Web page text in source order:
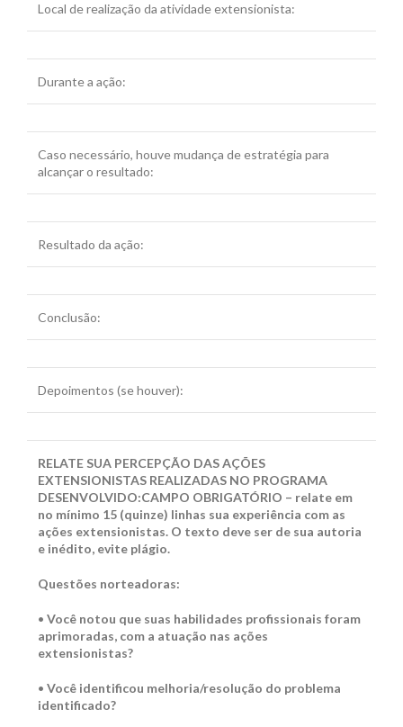
Local de realização da atividade extensionista:
Durante a ação:
Caso necessário, houve mudança de estratégia para
alcançar o resultado:
Resultado da ação:
Conclusão:
Depoimentos (se houver):
RELATE SUA PERCEPÇÃO DAS AÇÕES
EXTENSIONISTAS REALIZADAS NO PROGRAMA
DESENVOLVIDO:CAMPO OBRIGATÓRIO – relate em
no mínimo 15 (quinze) linhas sua experiência com as
ações extensionistas. O texto deve ser de sua autoria
e inédito, evite plágio.
Questões norteadoras:
• Você notou que suas habilidades profissionais foram
aprimoradas, com a atuação nas ações
extensionistas?
• Você identificou melhoria/resolução do problema
identificado?